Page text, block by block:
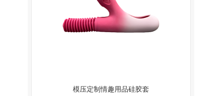
模压定制情趣用品硅胶套